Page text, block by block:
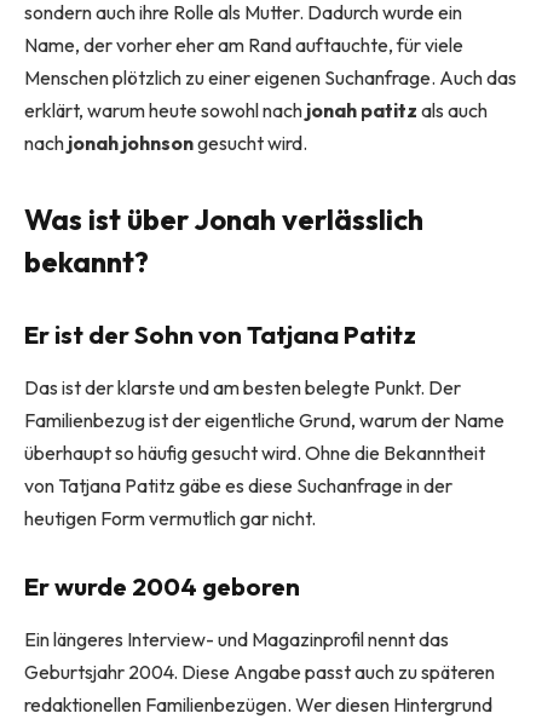
sondern auch ihre Rolle als Mutter. Dadurch wurde ein
Name, der vorher eher am Rand auftauchte, für viele
Menschen plötzlich zu einer eigenen Suchanfrage. Auch das
erklärt, warum heute sowohl nach jonah patitz als auch
nach jonah johnsongesucht wird.
Was ist über Jonah verlässlich
bekannt?
Er ist der Sohn von Tatjana Patitz
Das ist der klarste und am besten belegte Punkt. Der
Familienbezug ist der eigentliche Grund, warum der Name
überhaupt so häufig gesucht wird. Ohne die Bekanntheit
von Tatjana Patitz gäbe es diese Suchanfrage in der
heutigen Form vermutlich gar nicht.
Er wurde 2004 geboren
Ein längeres Interview- und Magazinprofil nennt das
Geburtsjahr 2004. Diese Angabe passt auch zu späteren
redaktionellen Familienbezügen. Wer diesen Hintergrund